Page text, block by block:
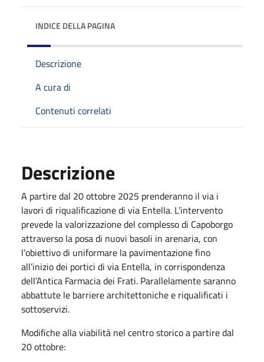
INDICE DELLA PAGINA
Descrizione
A cura di
Contenuti correlati
Descrizione
A partire dal 20 ottobre 2025 prenderanno il via i
lavori di riqualificazione di via Entella. L’intervento
prevede la valorizzazione del complesso di Capoborgo
attraverso la posa di nuovi basoli in arenaria, con
l’obiettivo di uniformare la pavimentazione fino
all’inizio dei portici di via Entella, in corrispondenza
dell’Antica Farmacia dei Frati. Parallelamente saranno
abbattute le barriere architettoniche e riqualificati i
sottoservizi.
Modifiche alla viabilità nel centro storico a partire dal
20 ottobre: